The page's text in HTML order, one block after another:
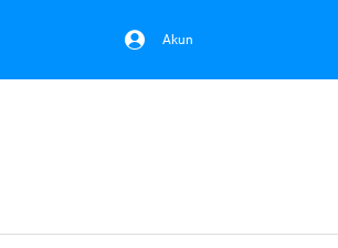
Akun